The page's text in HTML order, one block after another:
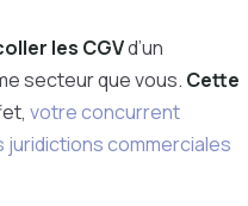
les CGVd’un
secteur que vous. Cette
votre concurrent
commerciales